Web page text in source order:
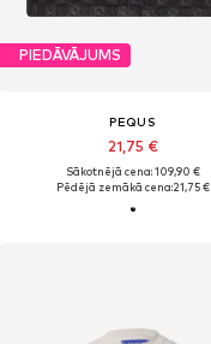
PIEDĀVĀJUMS
PEQUS
21,75 €
Sākotnējā cena: 109,90 €
Pēdējā zemākā cena:21,75 €